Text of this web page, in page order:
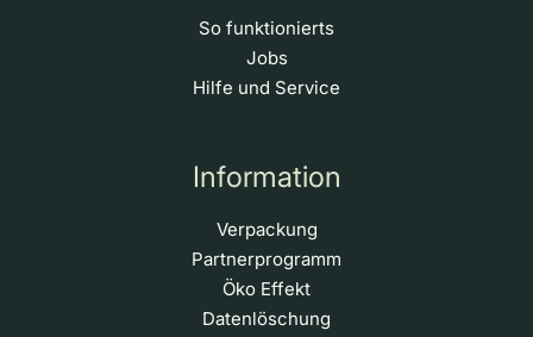
So funktionierts
Jobs
Hilfe und Service
Information
Verpackung
Partnerprogramm
Öko Effekt
Datenlöschung